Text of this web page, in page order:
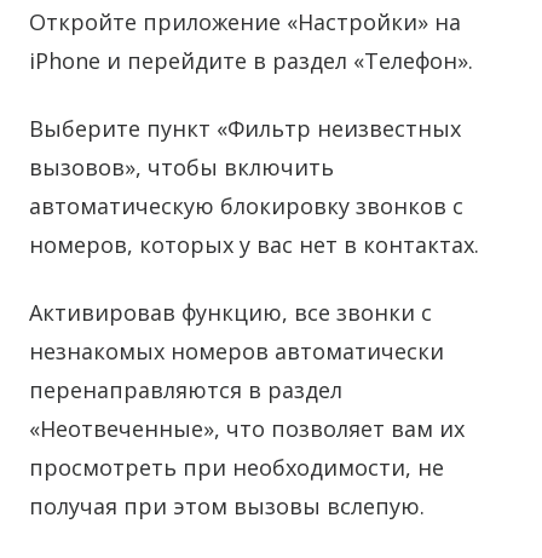
Откройте приложение «Настройки» на
iPhone и перейдите в раздел «Телефон».
Выберите пункт «Фильтр неизвестных
вызовов», чтобы включить
автоматическую блокировку звонков с
номеров, которых у вас нет в контактах.
Активировав функцию, все звонки с
незнакомых номеров автоматически
перенаправляются в раздел
«Неотвеченные», что позволяет вам их
просмотреть при необходимости, не
получая при этом вызовы вслепую.